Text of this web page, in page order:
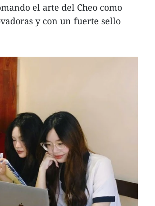
el arte del Cheo como
y con un fuerte sello